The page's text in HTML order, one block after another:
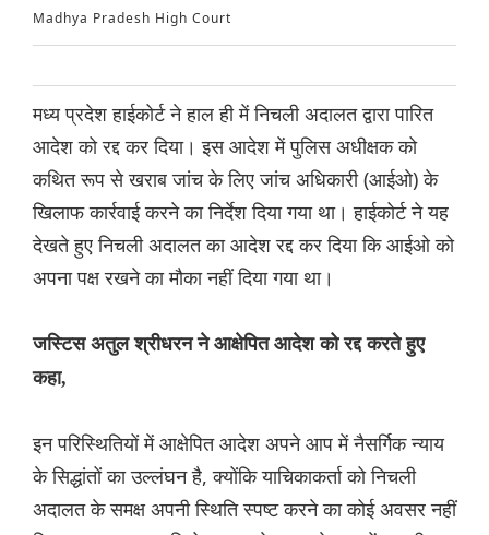
Madhya Pradesh High Court
मध्य प्रदेश हाईकोर्ट ने हाल ही में निचली अदालत द्वारा पारित
आदेश को रद्द कर दिया। इस आदेश में पुलिस अधीक्षक को
कथित रूप से खराब जांच के लिए जांच अधिकारी (आईओ) के
खिलाफ कार्रवाई करने का निर्देश दिया गया था। हाईकोर्ट ने यह
देखते हुए निचली अदालत का आदेश रद्द कर दिया कि आईओ को
अपना पक्ष रखने का मौका नहीं दिया गया था।
जस्टिस अतुल श्रीधरन ने आक्षेपित आदेश को रद्द करते हुए
कहा,
इन परिस्थितियों में आक्षेपित आदेश अपने आप में नैसर्गिक न्याय
के सिद्धांतों का उल्लंघन है, क्योंकि याचिकाकर्ता को निचली
अदालत के समक्ष अपनी स्थिति स्पष्ट करने का कोई अवसर नहीं